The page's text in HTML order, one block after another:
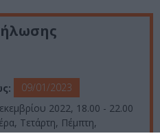
09/01/2023
2022, 18.00 - 22.00
Τετάρτη, Πέμπτη,